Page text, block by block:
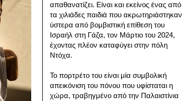
απαθανατίζει. Είναι και εκείνος ένας από
τα χιλιάδες παιδιά που ακρωτηριάστηκαν
ύστερα από βομβιστική επίθεση του
Ισραήλ στη Γάζα, τον Μάρτιο του 2024,
έχοντας πλέον καταφύγει στην πόλη
Ντόχα.
Το πορτρέτο του είναι μία συμβολική
απεικόνιση του πόνου που υφίσταται η
χώρα, τραβηγμένο από την Παλαιστίνια